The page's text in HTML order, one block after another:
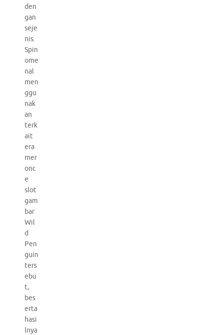
den
gan
seje
nis.
Spin
ome
nal
men
ggu
nak
an
terk
ait
era
mer
onc
e
slot
gam
bar
Wil
d
Pen
guin
ters
ebu
t,
bes
erta
hasi
lnya